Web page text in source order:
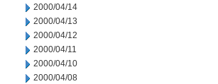
2000/04/14
2000/04/13
2000/04/12
2000/04/11
2000/04/10
2000/04/08